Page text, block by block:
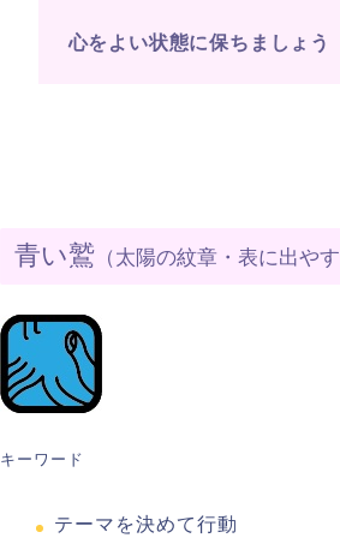
心をよい状態に保ちましょう
青い鷲 （太陽の紋章・表に出や
キーワード
テーマを決めて行動